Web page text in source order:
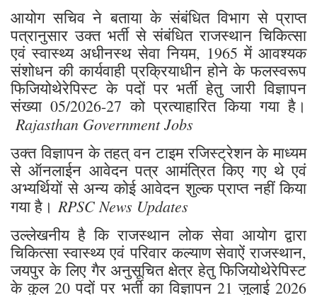
आयोग सचिव ने बताया के संबंधित विभाग से प्राप्त
पत्रानुसार उक्त भर्ती से संबंधित राजस्थान चिकित्सा
एवं स्वास्थ्य अधीनस्थ सेवा नियम, 1965 में आवश्यक
संशोधन की कार्यवाही प्रक्रियाधीन होने के फलस्वरूप
फिजियोथेरेपिस्ट के पदों पर भर्ती हेतु जारी विज्ञापन
संख्या 05/2026-27 को प्रत्याहारित किया गया है।
Rajasthan Government Jobs
उक्त विज्ञापन के तहत् वन टाइम रजिस्ट्रेशन के माध्यम
से ऑनलाईन आवेदन पत्र आमंत्रित किए गए थे एवं
अभ्यर्थियों से अन्य कोई आवेदन शुल्क प्राप्त नहीं किया
गया है। RPSC News Updates
उल्लेखनीय है कि राजस्थान लोक सेवा आयोग द्वारा
चिकित्सा स्वास्थ्य एवं परिवार कल्याण सेवाऐं राजस्थान,
जयपुर के लिए गैर अनुसूचित क्षेत्र हेतु फिजियोथेरेपिस्ट
के कुल 20 पदों पर भर्ती का विज्ञापन 21 जुलाई 2026